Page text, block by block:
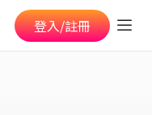
登入/註冊